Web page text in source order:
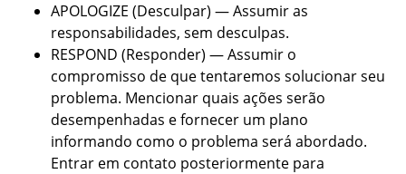
APOLOGIZE (Desculpar) — Assumir as
responsabilidades, sem desculpas.
RESPOND (Responder) — Assumir o
compromisso de que tentaremos solucionar seu
problema. Mencionar quais ações serão
desempenhadas e fornecer um plano
informando como o problema será abordado.
Entrar em contato posteriormente para